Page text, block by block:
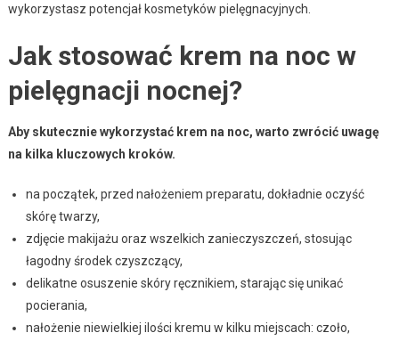
wykorzystasz potencjał kosmetyków pielęgnacyjnych.
Jak stosować krem na noc w
pielęgnacji nocnej?
Aby skutecznie wykorzystać krem na noc, warto zwrócić uwagę
na kilka kluczowych kroków.
na początek, przed nałożeniem preparatu, dokładnie oczyść
skórę twarzy,
zdjęcie makijażu oraz wszelkich zanieczyszczeń, stosując
łagodny środek czyszczący,
delikatne osuszenie skóry ręcznikiem, starając się unikać
pocierania,
nałożenie niewielkiej ilości kremu w kilku miejscach: czoło,